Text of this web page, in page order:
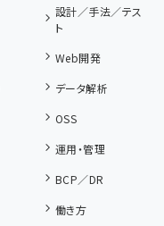
設計／手法／テス
ト
Web開発
データ解析
OSS
運用・管理
BCP／DR
働き方